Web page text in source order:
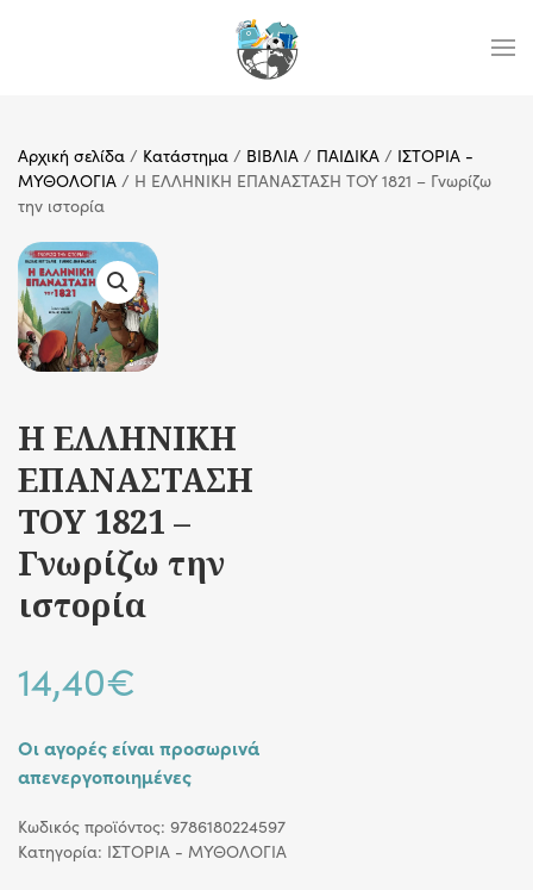
Αρχική σελίδα / Κατάστημα / ΒΙΒΛΙΑ / ΠΑΙΔΙΚΑ / ΙΣΤΟΡΙΑ -
ΜΥΘΟΛΟΓΙΑ / Η ΕΛΛΗΝΙΚΗ ΕΠΑΝΑΣΤΑΣΗ ΤΟΥ 1821 – Γνωρίζω
την ιστορία
Η ΕΛΛΗΝΙΚΗ
ΕΠΑΝΑΣΤΑΣΗ
ΤΟΥ 1821 –
Γνωρίζω την
ιστορία
14,40€
Οι αγορές είναι προσωρινά
απενεργοποιημένες
Κωδικός προϊόντος: 9786180224597
Κατηγορία: ΙΣΤΟΡΙΑ - ΜΥΘΟΛΟΓΙΑ